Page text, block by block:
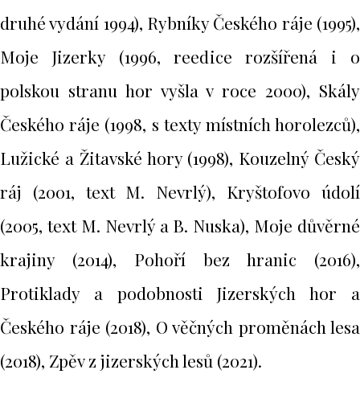
druhé vydání 1994), Rybníky Českého ráje (1995),
Moje Jizerky (1996, reedice rozšířená i o
polskou stranu hor vyšla v roce 2000), Skály
Českého ráje (1998, s texty místních horolezců),
Lužické a Žitavské hory (1998), Kouzelný Český
ráj (2001, text M. Nevrlý), Kryštofovo údolí
(2005, text M. Nevrlý a B. Nuska), Moje důvěrné
krajiny (2014), Pohoří bez hranic (2016),
Protiklady a podobnosti Jizerských hor a
Českého ráje (2018), O věčných proměnách lesa
(2018), Zpěv z jizerských lesů (2021).